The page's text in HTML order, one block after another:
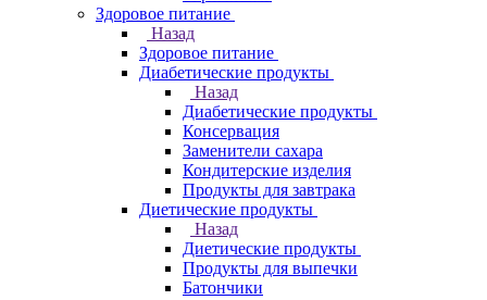
Здоровое питание
Назад
Здоровое питание
Диабетические продукты
Назад
Диабетические продукты
Консервация
Заменители сахара
Кондитерские изделия
Продукты для завтрака
Диетические продукты
Назад
Диетические продукты
Продукты для выпечки
Батончики